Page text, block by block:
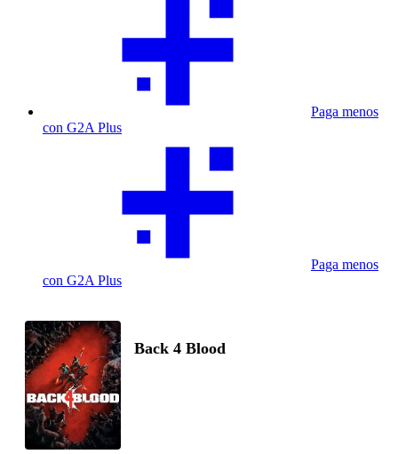
Paga menos
con G2A Plus
Paga menos
con G2A Plus
Back 4 Blood